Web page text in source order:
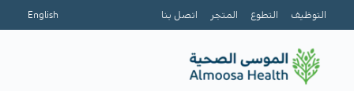
التوظيف التطوع المتجر اتصل بنا English